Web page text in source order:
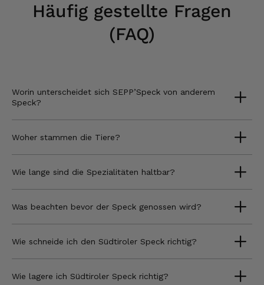
Häufig gestellte Fragen
(FAQ)
Worin unterscheidet sich SEPP’Speck von anderem
Speck?
Woher stammen die Tiere?
Wie lange sind die Spezialitäten haltbar?
Was beachten bevor der Speck genossen wird?
Wie schneide ich den Südtiroler Speck richtig?
Wie lagere ich Südtiroler Speck richtig?